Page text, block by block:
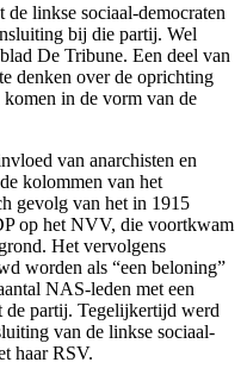
linkse sociaal-democraten
bij die partij. Wel
De Tribune. Een deel van
denken over de oprichting
in de vorm van de
van anarchisten en
kolommen van het
gevolg van het in 1915
op het NVV, die voortkwam
Het vervolgens
worden als “een beloning”
NAS-leden met een
de partij. Tegelijkertijd werd
van de linkse sociaal-
haar RSV.